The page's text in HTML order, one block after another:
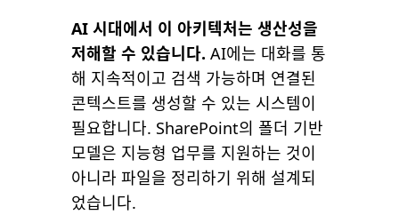
AI 시대에서 이 아키텍처는 생산성을
저해할 수 있습니다. AI에는 대화를 통
해 지속적이고 검색 가능하며 연결된
콘텍스트를 생성할 수 있는 시스템이
필요합니다. SharePoint의 폴더 기반
모델은 지능형 업무를 지원하는 것이
아니라 파일을 정리하기 위해 설계되
었습니다.